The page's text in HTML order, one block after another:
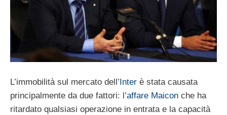
L’immobilità sul mercato dell’Inter è stata causata
principalmente da due fattori: l’affare Maicon che ha
ritardato qualsiasi operazione in entrata e la capacità